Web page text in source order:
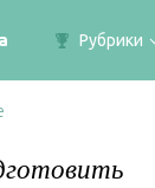
Рубрики